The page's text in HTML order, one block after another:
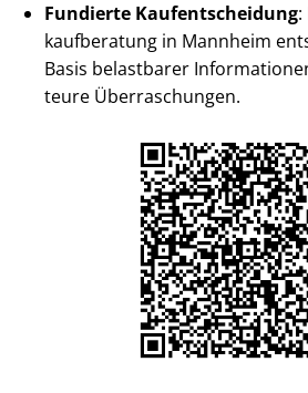
Fundierte Kauf­ent­schei­dung
kauf­be­ra­tung in Mannheim
Basis belastbarer
teure Überraschungen.